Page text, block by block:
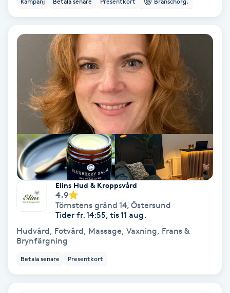
Balayage
Bambumassage
Barber
Barnklippning
BIAB
Elins Hud & Kroppsvård
4.9
Törnstens gränd 14, Östersund
Tider fr. 14:55, tis 11 aug.
Hudvård, Fotvård, Massage, Vaxning, Frans &
Brynfärgning
Betala senare Presentkort